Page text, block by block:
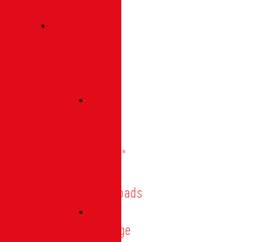
"digital"
Downloads
Vorträge